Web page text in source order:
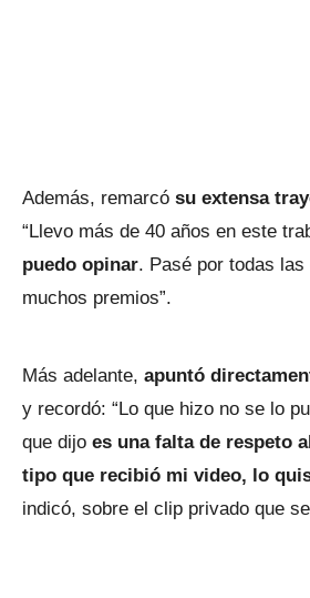
Además, remarcó su extensa
“Llevo más de 40 años en este
puedo opinar. Pasé por todas
muchos premios”.
Más adelante, apuntó
y recordó: “Lo que hizo no se lo
que dijo es una falta de respeto
tipo que recibió mi video, lo
indicó, sobre el clip privado que